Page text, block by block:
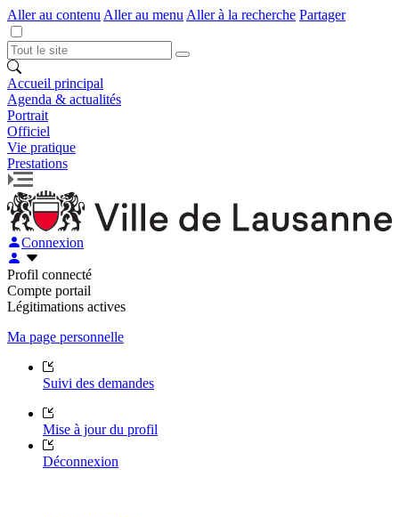
Aller au contenu Aller au menu Aller à la recherche Partager
Accueil principal
Agenda & actualités
Portrait
Officiel
Vie pratique
Prestations
Connexion
Profil connecté
Compte portail
Légitimations actives
Ma page personnelle
Suivi des demandes
Mise à jour du profil
Déconnexion